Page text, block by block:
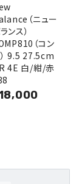
（ニュー
ンス）
（コン
9.5 27.5cm
4E 白/紺/赤